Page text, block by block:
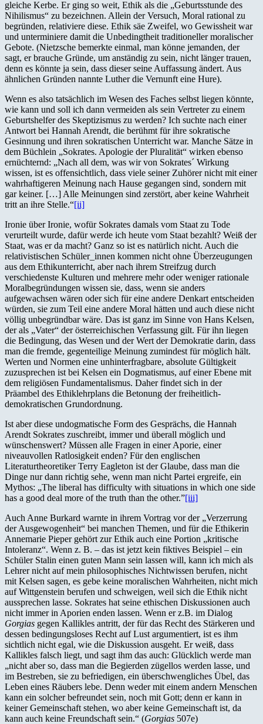
gleiche Kerbe. Er ging so weit, Ethik als die „Geburtsstunde des
Nihilismus“ zu bezeichnen. Allein der Versuch, Moral rational zu
begründen, relativiere diese. Ethik säe Zweifel, wo Gewissheit war
und unterminiere damit die Unbedingtheit traditioneller moralischer
Gebote. (Nietzsche bemerkte einmal, man könne jemanden, der
sagt, er brauche Gründe, um anständig zu sein, nicht länger trauen,
denn es könnte ja sein, dass dieser seine Auffassung ändert. Aus
ähnlichen Gründen nannte Luther die Vernunft eine Hure).
Wenn es also tatsächlich im Wesen des Faches selbst liegen könnte,
wie kann und soll ich dann vermeiden als sein Vertreter zu einem
Geburtshelfer des Skeptizismus zu werden? Ich suchte nach einer
Antwort bei Hannah Arendt, die berühmt für ihre sokratische
Gesinnung und ihren sokratischen Unterricht war. Manche Sätze in
dem Büchlein „Sokrates. Apologie der Pluralität“ wirken ebenso
ernüchternd: „Nach all dem, was wir von Sokrates´ Wirkung
wissen, ist es offensichtlich, dass viele seiner Zuhörer nicht mit einer
wahrhaftigeren Meinung nach Hause gegangen sind, sondern mit
gar keiner. […] Alle Meinungen sind zerstört, aber keine Wahrheit
tritt an ihre Stelle.“[ii]
Ironie über Ironie, wofür Sokrates damals vom Staat zu Tode
verurteilt wurde, dafür werde ich heute vom Staat bezahlt? Weiß der
Staat, was er da macht? Ganz so ist es natürlich nicht. Auch die
relativistischen Schüler_innen kommen nicht ohne Überzeugungen
aus dem Ethikunterricht, aber nach ihrem Streifzug durch
verschiedenste Kulturen und mehrere mehr oder weniger rationale
Moralbegründungen wissen sie, dass, wenn sie anders
aufgewachsen wären oder sich für eine andere Denkart entscheiden
würden, sie zum Teil eine andere Moral hätten und auch diese nicht
völlig unbegründbar wäre. Das ist ganz im Sinne von Hans Kelsen,
der als „Vater“ der österreichischen Verfassung gilt. Für ihn liegen
die Bedingung, das Wesen und der Wert der Demokratie darin, dass
man die fremde, gegenteilige Meinung zumindest für möglich hält.
Werten und Normen eine unhinterfragbare, absolute Gültigkeit
zuzusprechen ist bei Kelsen ein Dogmatismus, auf einer Ebene mit
dem religiösen Fundamentalismus. Daher findet sich in der
Präambel des Ethiklehrplans die Betonung der freiheitlich-
demokratischen Grundordnung.
Ist aber diese undogmatische Form des Gesprächs, die Hannah
Arendt Sokrates zuschreibt, immer und überall möglich und
wünschenswert? Müssen alle Fragen in einer Aporie, einer
niveauvollen Ratlosigkeit enden? Für den englischen
Literaturtheoretiker Terry Eagleton ist der Glaube, dass man die
Dinge nur dann richtig sehe, wenn man nicht Partei ergreife, ein
Mythos: „The liberal has difficulty with situations in which one side
has a good deal more of the truth than the other.”[iii]
Auch Anne Burkard warnte in ihrem Vortrag vor der „Verzerrung
der Ausgewogenheit“ bei manchen Themen, und für die Ethikerin
Annemarie Pieper gehört zur Ethik auch eine Portion „kritische
Intoleranz“. Wenn z. B. – das ist jetzt kein fiktives Beispiel – ein
Schüler Stalin einen guten Mann sein lassen will, kann ich mich als
Lehrer nicht auf mein philosophisches Nichtwissen berufen, nicht
mit Kelsen sagen, es gebe keine moralischen Wahrheiten, nicht mich
auf Wittgenstein berufen und schweigen, weil sich die Ethik nicht
aussprechen lasse. Sokrates hat seine ethischen Diskussionen auch
nicht immer in Aporien enden lassen. Wenn er z.B. im Dialog
Gorgias gegen Kallikles antritt, der für das Recht des Stärkeren und
dessen bedingungsloses Recht auf Lust argumentiert, ist es ihm
sichtlich nicht egal, wie die Diskussion ausgeht. Er weiß, dass
Kallikles falsch liegt, und sagt ihm das auch: Glücklich werde man
„nicht aber so, dass man die Begierden zügellos werden lasse, und
im Bestreben, sie zu befriedigen, ein überschwengliches Übel, das
Leben eines Räubers lebe. Denn weder mit einem andern Menschen
kann ein solcher befreundet sein, noch mit Gott; denn er kann in
keiner Gemeinschaft stehen, wo aber keine Gemeinschaft ist, da
kann auch keine Freundschaft sein.“ (Gorgias 507e)